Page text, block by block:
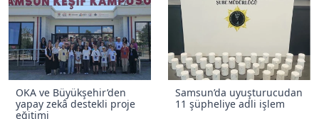
OKA ve Büyükşehir’den
yapay zekâ destekli proje
eğitimi
Samsun’da uyuşturucudan
11 şüpheliye adli işlem